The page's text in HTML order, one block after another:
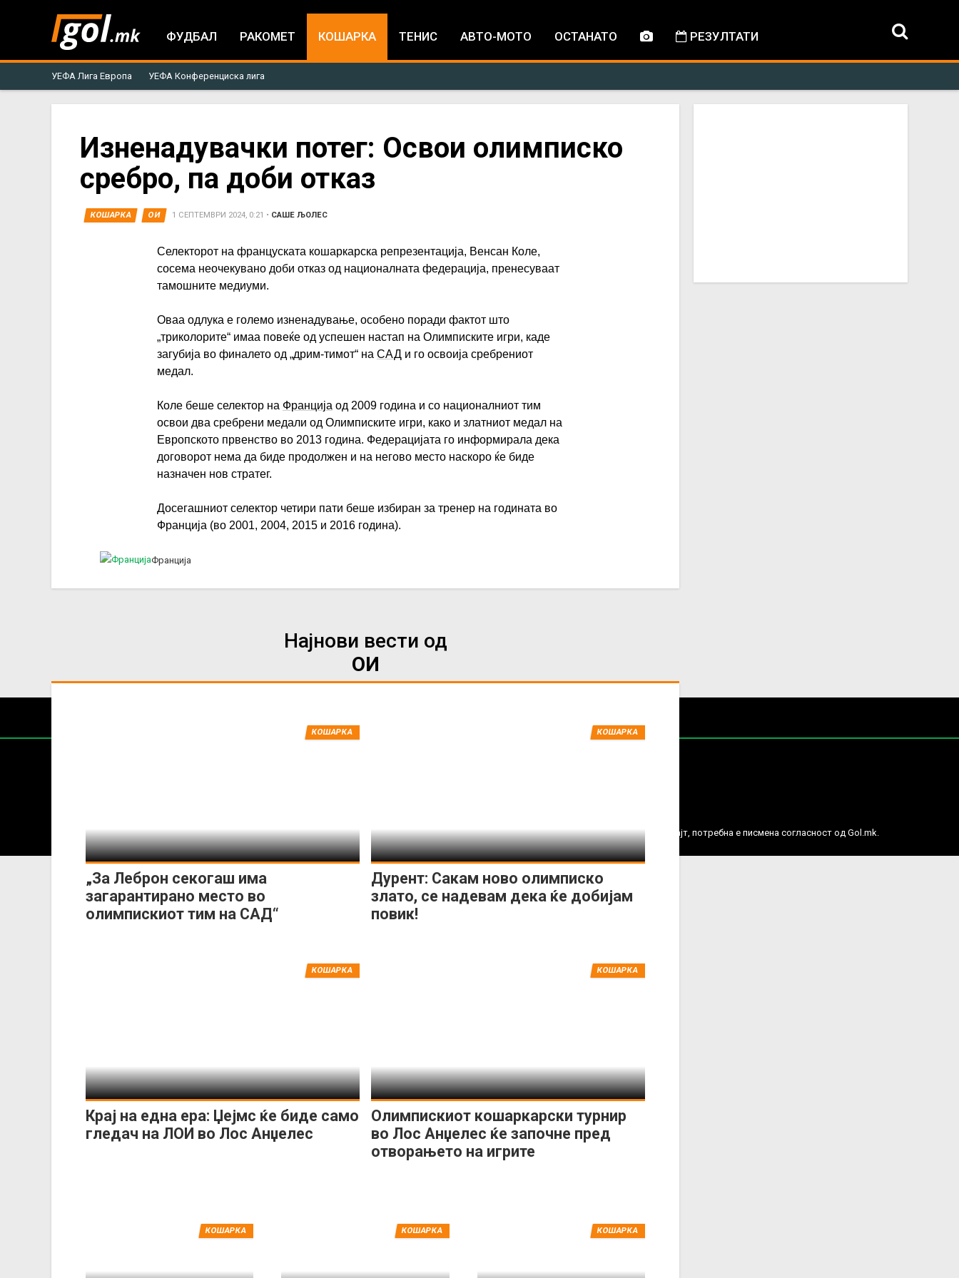
ФУДБАЛ РАКОМЕТ КОШАРКА ТЕНИС АВТО-МОТО ОСТАНАТО РЕЗУЛТАТИ
УЕФА Лига Европа УЕФА Конференциска лига
here
Изненадувачки потег: Освои олимписко
сребро, па доби отказ
КОШАРКА ОИ 1 СЕПТЕМВРИ 2024, 0:21 • САШЕ ЉОЛЕС
Селекторот на француската кошаркарска репрезентација, Венсан Коле,
сосема неочекувано доби отказ од националната федерација, пренесуваат
тамошните медиуми.
Оваа одлука е големо изненадување, особено поради фактот што
„триколорите“ имаа повеќе од успешен настап на Олимписките игри, каде
загубија во финалето од „дрим-тимот“ на САД и го освоија сребрениот
медал.
Коле беше селектор на Франција од 2009 година и со националниот тим
освои два сребрени медали од Олимписките игри, како и златниот медал на
Европското првенство во 2013 година. Федерацијата го информирала дека
договорот нема да биде продолжен и на негово место наскоро ќе биде
назначен нов стратег.
Досегашниот селектор четири пати беше избиран за тренер на годината во
Франција (во 2001, 2004, 2015 и 2016 година).
Франција
Најнови вести од
ОИ
„За Леброн секогаш има
загарантирано место во
олимпискиот тим на САД“
КОШАРКА
Дурент: Сакам ново олимписко
злато, се надевам дека ќе добијам
повик!
КОШАРКА
Крај на една ера: Џејмс ќе биде само
гледач на ЛОИ во Лос Анџелес
КОШАРКА
Олимпискиот кoшаркарски турнир
во Лос Анџелес ќе започне пред
отворањето на игрите
КОШАРКА
КОШАРКА КОШАРКА КОШАРКА
За секоја форма на распространување, репродукција или комерцијална употреба на текстови, фотографии или податоци од овој веб сајт, потребна е писмена согласност од Gol.mk.